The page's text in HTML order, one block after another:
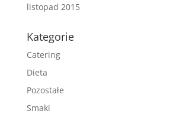
listopad 2015
Kategorie
Catering
Dieta
Pozostałe
Smaki